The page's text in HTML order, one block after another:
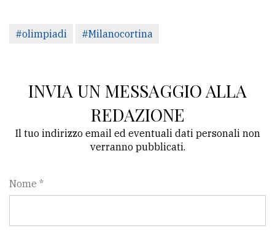
#olimpiadi #Milanocortina
INVIA UN MESSAGGIO ALLA
REDAZIONE
Il tuo indirizzo email ed eventuali dati personali non
verranno pubblicati.
Nome *